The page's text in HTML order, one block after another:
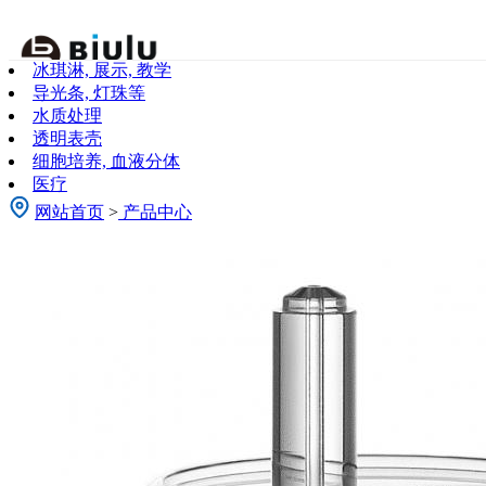
冰琪淋, 展示, 教学
导光条, 灯珠等
水质处理
透明表壳
细胞培养, 血液分体
医疗
网站首页 > 产品中心